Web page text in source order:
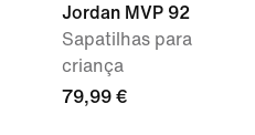
Jordan MVP 92
Sapatilhas para
criança
79,99 €